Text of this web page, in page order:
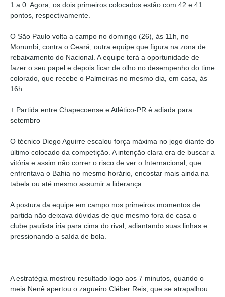
1 a 0. Agora, os dois primeiros colocados estão com 42 e 41
pontos, respectivamente.
O São Paulo volta a campo no domingo (26), às 11h, no
Morumbi, contra o Ceará, outra equipe que figura na zona de
rebaixamento do Nacional. A equipe terá a oportunidade de
fazer o seu papel e depois ficar de olho no desempenho do time
colorado, que recebe o Palmeiras no mesmo dia, em casa, às
16h.
+ Partida entre Chapecoense e Atlético-PR é adiada para
setembro
O técnico Diego Aguirre escalou força máxima no jogo diante do
último colocado da competição. A intenção clara era de buscar a
vitória e assim não correr o risco de ver o Internacional, que
enfrentava o Bahia no mesmo horário, encostar mais ainda na
tabela ou até mesmo assumir a liderança.
A postura da equipe em campo nos primeiros momentos de
partida não deixava dúvidas de que mesmo fora de casa o
clube paulista iria para cima do rival, adiantando suas linhas e
pressionando a saída de bola.
A estratégia mostrou resultado logo aos 7 minutos, quando o
meia Nenê apertou o zagueiro Cléber Reis, que se atrapalhou.